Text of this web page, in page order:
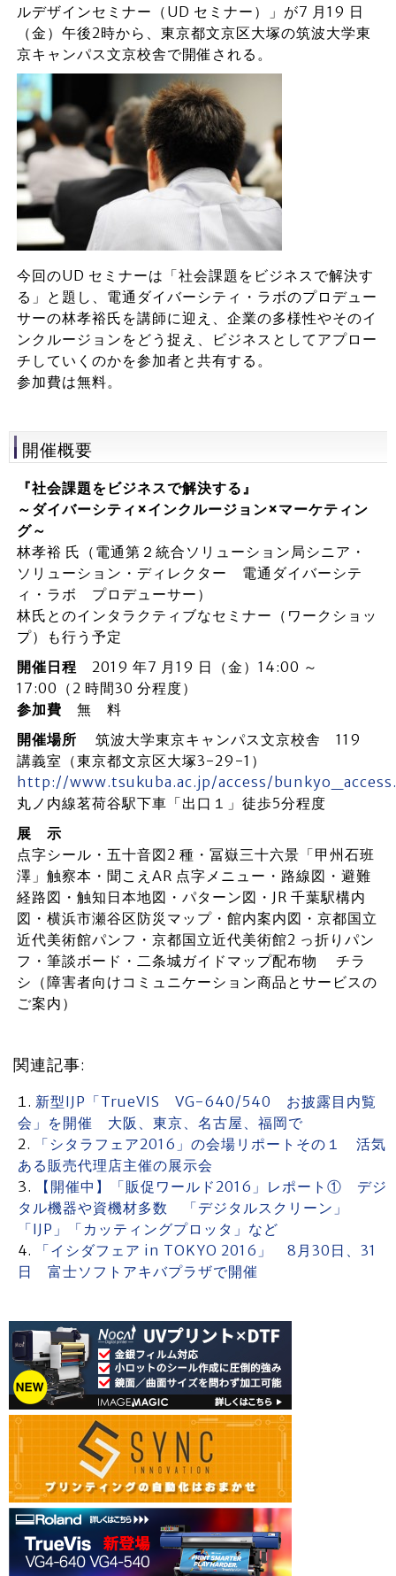
ルデザインセミナー（UD セミナー）」が7 月19 日
（金）午後2時から、東京都文京区大塚の筑波大学東
京キャンパス文京校舎で開催される。
今回のUD セミナーは「社会課題をビジネスで解決す
る」と題し、電通ダイバーシティ・ラボのプロデュー
サーの林孝裕氏を講師に迎え、企業の多様性やそのイ
ンクルージョンをどう捉え、ビジネスとしてアプロー
チしていくのかを参加者と共有する。
参加費は無料。
開催概要
『社会課題をビジネスで解決する』
～ダイバーシティ×インクルージョン×マーケティン
グ～
林孝裕 氏（電通第２統合ソリューション局シニア・
ソリューション・ディレクター 電通ダイバーシテ
ィ・ラボ プロデューサー）
林氏とのインタラクティブなセミナー（ワークショッ
プ）も行う予定
開催日程 2019 年7 月19 日（金）14:00 ～
17:00（2 時間30 分程度）
参加費 無 料
開催場所 筑波大学東京キャンパス文京校舎 119
講義室（東京都文京区大塚3-29-1）
http://www.tsukuba.ac.jp/access/
丸ノ内線茗荷谷駅下車「出口１」徒歩5分程度
展 示
点字シール・五十音図2 種・冨嶽三十六景「甲州石班
澤」触察本・聞こえAR 点字メニュー・路線図・避難
経路図・触知日本地図・パターン図・JR 千葉駅構内
図・横浜市瀬谷区防災マップ・館内案内図・京都国立
近代美術館パンフ・京都国立近代美術館2 っ折りパン
フ・筆談ボード・二条城ガイドマップ配布物 チラ
シ（障害者向けコミュニケーション商品とサービスの
ご案内）
関連記事:
新型IJP「TrueVIS VG-640/540 お披露目内覧
会」を開催 大阪、東京、名古屋、福岡で
「シタラフェア2016」の会場リポートその１ 活気
ある販売代理店主催の展示会
【開催中】「販促ワールド2016」レポート① デジ
タル機器や資機材多数 「デジタルスクリーン」
「IJP」「カッティングプロッタ」など
「イシダフェア in TOKYO 2016」 8月30日、31
日 富士ソフトアキバプラザで開催